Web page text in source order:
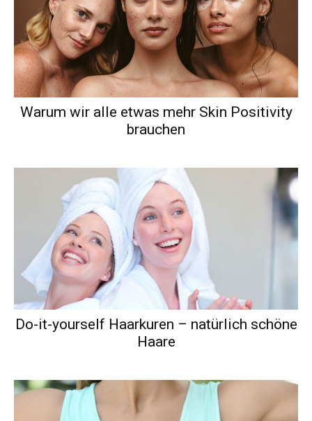
Warum wir alle etwas mehr Skin Positivity
brauchen
Do-it-yourself Haarkuren – natürlich schöne
Haare